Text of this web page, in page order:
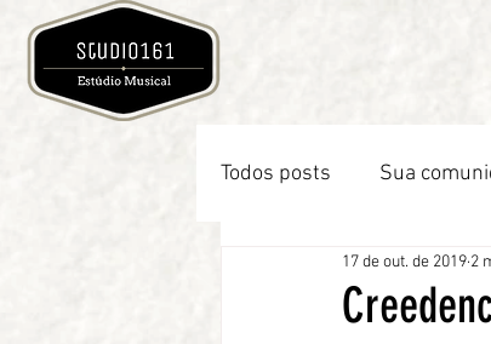
Todos posts Sua
17 de out. de 2019 2